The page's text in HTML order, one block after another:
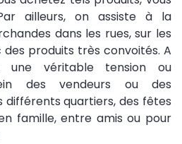
ailleurs, on assiste à la
dans les rues, sur les
produits très convoités. A
véritable tension ou
des vendeurs ou des
différents quartiers, des fêtes
famille, entre amis ou pour